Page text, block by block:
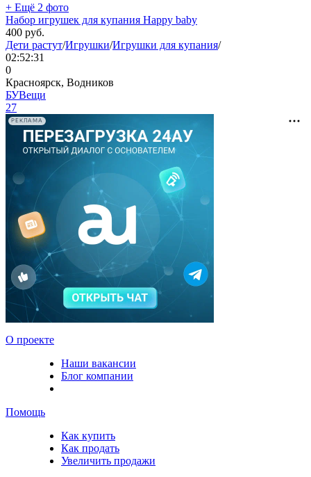
+ Ещё 2 фото
Набор игрушек для купания Happy baby
400 руб.
Дети растут/Игрушки/Игрушки для купания/
02:52:31
0
Красноярск, Водников
БУВещи
27
РЕКЛАМА
О проекте
Наши вакансии
Блог компании
Помощь
Как купить
Как продать
Увеличить продажи